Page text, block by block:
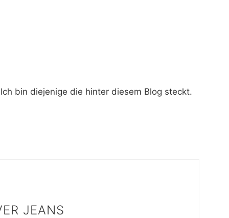
bin diejenige die hinter diesem Blog steckt.
JEANS